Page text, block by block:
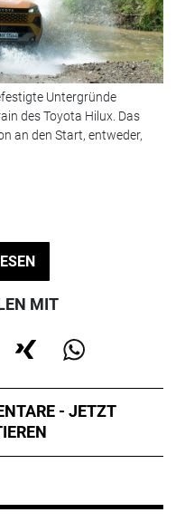
Untergründe
des Toyota Hilux. Das
an den Start, entweder,
MIT
- JETZT